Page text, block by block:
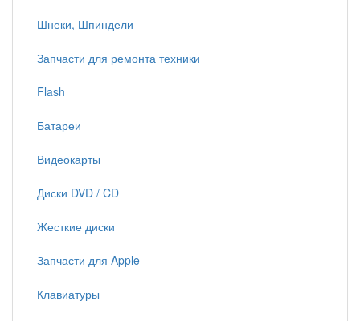
Шнеки, Шпиндели
Запчасти для ремонта техники
Flash
Батареи
Видеокарты
Диски DVD / CD
Жесткие диски
Запчасти для Apple
Клавиатуры